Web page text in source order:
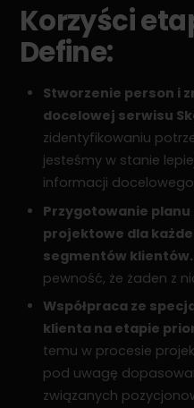
Korzyści
Define:
Stworzenie person i
docelowej serwisu
zidentyfikowaniu
jesteśmy w stanie
informacji
Przygotowanie
projektowe dla
segmentów klientów.
pewność, że żaden z
Współpraca ze
klienta na etapie
temu w procesie
pod uwagę
związanych